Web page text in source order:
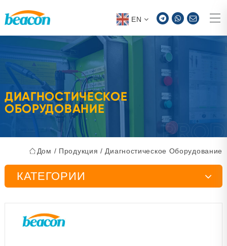
EN
ДИАГНОСТИЧЕСКОЕ
ОБОРУДОВАНИЕ
Дом / Продукция / Диагностическое Оборудование
КАТЕГОРИИ
Инструменты для обслуживания